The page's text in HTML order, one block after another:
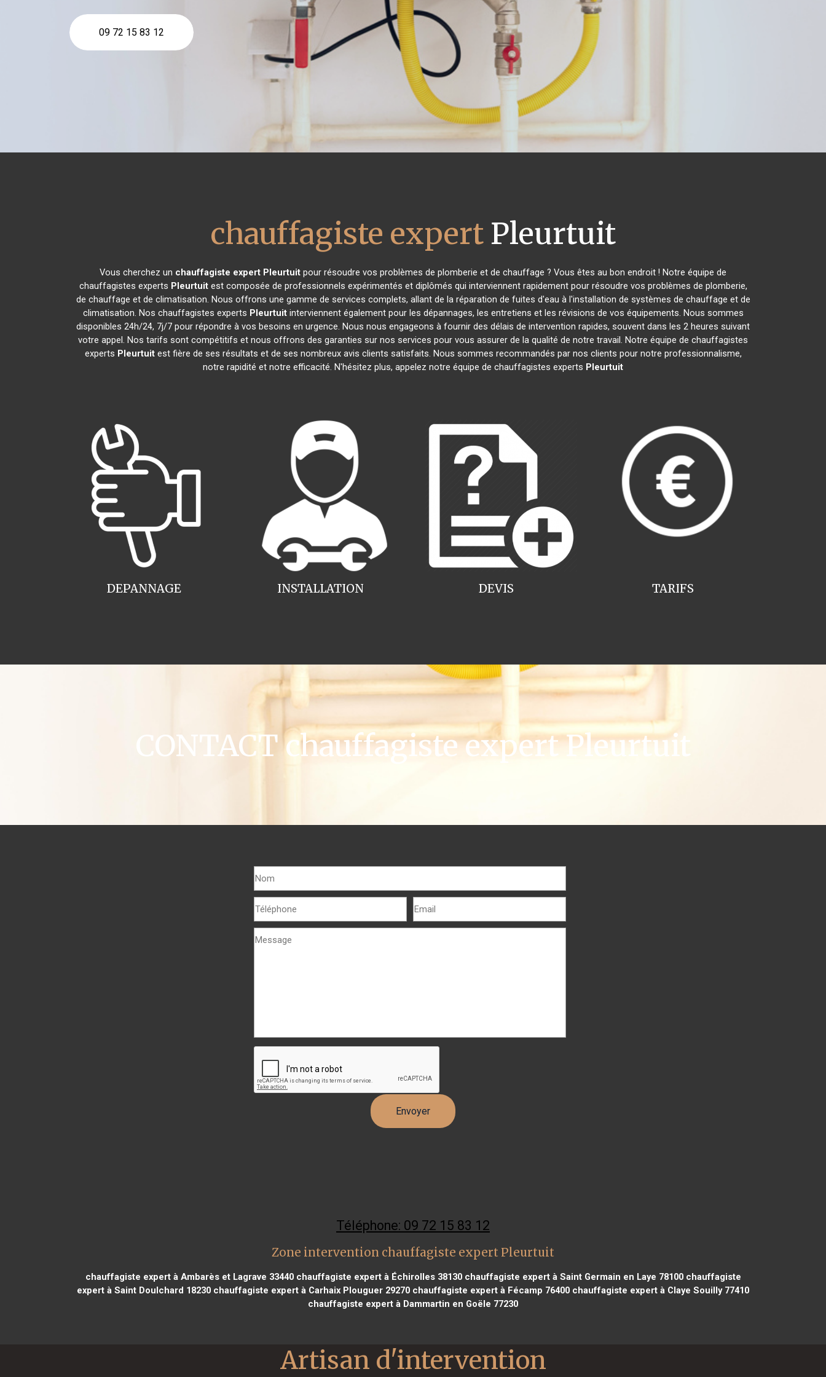
09 72 15 83 12
chauffagiste expert Pleurtuit
Vous cherchez un chauffagiste expert Pleurtuit pour résoudre vos problèmes de plomberie et de chauffage ? Vous êtes au bon endroit ! Notre équipe de
chauffagistes experts Pleurtuitest composée de professionnels expérimentés et diplômés qui interviennent rapidement pour résoudre vos problèmes de plomberie,
de chauffage et de climatisation. Nous offrons une gamme de services complets, allant de la réparation de fuites d'eau à l'installation de systèmes de chauffage et de
climatisation. Nos chauffagistes experts Pleurtuitinterviennent également pour les dépannages, les entretiens et les révisions de vos équipements. Nous sommes
disponibles 24h/24, 7j/7 pour répondre à vos besoins en urgence. Nous nous engageons à fournir des délais de intervention rapides, souvent dans les 2 heures suivant
votre appel. Nos tarifs sont compétitifs et nous offrons des garanties sur nos services pour vous assurer de la qualité de notre travail. Notre équipe de chauffagistes
experts Pleurtuitest fière de ses résultats et de ses nombreux avis clients satisfaits. Nous sommes recommandés par nos clients pour notre professionnalisme,
notre rapidité et notre efficacité. N'hésitez plus, appelez notre équipe de chauffagistes experts Pleurtuit
INSTALLATION
DEPANNAGE TARIFS
DEVIS
CONTACT chauffagiste expert Pleurtuit
Téléphone: 09 72 15 83 12
Zone intervention chauffagiste expert Pleurtuit
chauffagiste expert à Ambarès et Lagrave 33440chauffagiste expert à Échirolles 38130chauffagiste expert à Saint Germain en Laye 78100chauffagiste
expert à Saint Doulchard 18230 chauffagiste expert à Carhaix Plouguer 29270 chauffagiste expert à Fécamp 76400 chauffagiste expert à Claye Souilly 77410
chauffagiste expert à Dammartin en Goële 77230
Artisan d'intervention